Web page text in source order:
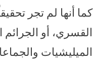
كما أنها لم تجر
القسري، أو الجرائم
الميليشيات